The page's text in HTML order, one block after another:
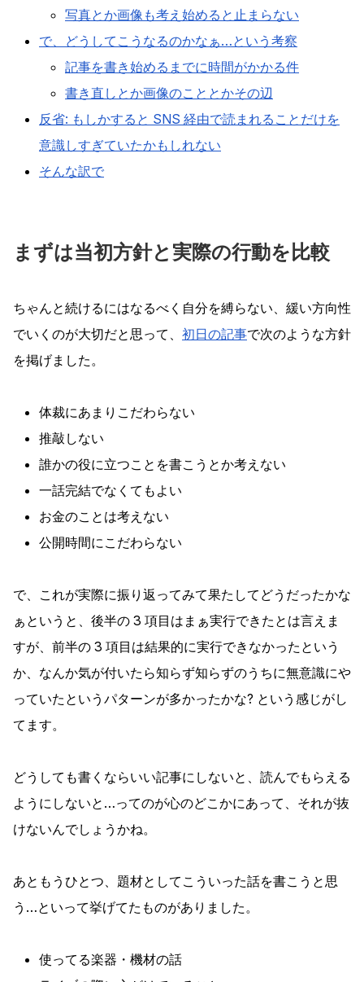
写真とか画像も考え始めると止まらない
で、どうしてこうなるのかなぁ…という考察
記事を書き始めるまでに時間がかかる件
書き直しとか画像のこととかその辺
反省: もしかすると SNS 経由で読まれることだけを
意識しすぎていたかもしれない
そんな訳で
まずは当初方針と実際の行動を比較
ちゃんと続けるにはなるべく自分を縛らない、緩い方向性
でいくのが大切だと思って、 初日の記事で次のような方針
を掲げました。
体裁にあまりこだわらない
推敲しない
誰かの役に立つことを書こうとか考えない
一話完結でなくてもよい
お金のことは考えない
公開時間にこだわらない
で、これが実際に振り返ってみて果たしてどうだったかな
ぁというと、後半の 3 項目はまぁ実行できたとは言えま
すが、前半の 3 項目は結果的に実行できなかったという
か、なんか気が付いたら知らず知らずのうちに無意識にや
っていたというパターンが多かったかな? という感じがし
てます。
どうしても書くならいい記事にしないと、読んでもらえる
ようにしないと…ってのが心のどこかにあって、それが抜
けないんでしょうかね。
あともうひとつ、題材としてこういった話を書こうと思
う…といって挙げてたものがありました。
使ってる楽器・機材の話